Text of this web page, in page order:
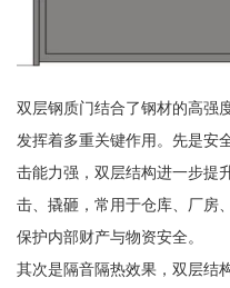
双层钢质门结合了钢材的高强
发挥着多重关键作用。先是安
击能力强，双层结构进一步提
击、撬砸，常用于仓库、厂房
保护内部财产与物资安全。
其次是隔音隔热效果，双层结